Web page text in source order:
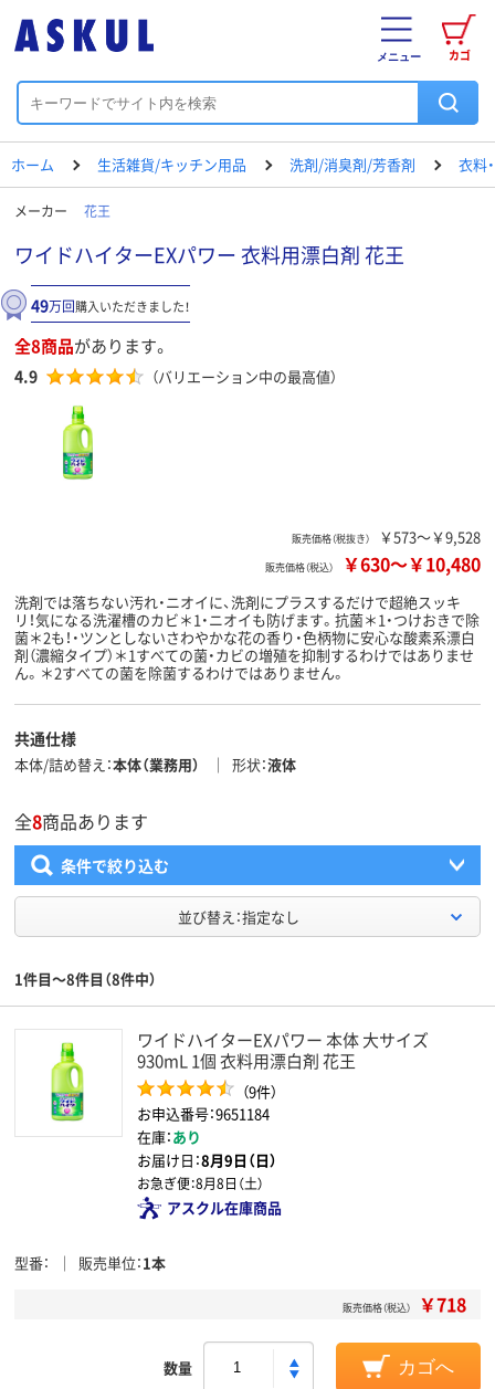
カゴ
メニュー
ホーム 生活雑貨/キッチン用品 洗剤/消臭剤/芳香剤 衣料
メーカー 花王
ワイドハイターEXパワー 衣料用漂白剤 花王
49万回購入いただきました！
全8商品があります。
4.9 （バリエーション中の最高値）
販売価格（税抜き） ￥573～￥9,528
販売価格（税込） ￥630～￥10,480
洗剤では落ちない汚れ・ニオイに、洗剤にプラスするだけで超絶スッキ
リ！気になる洗濯槽のカビ＊1・ニオイも防げます。抗菌＊1・つけおきで除
菌＊2も！・ツンとしないさわやかな花の香り・色柄物に安心な酸素系漂白
剤（濃縮タイプ）＊1すべての菌・カビの増殖を抑制するわけではありませ
ん。＊2すべての菌を除菌するわけではありません。
共通仕様
本体/詰め替え 本体（業務用） 形状 液体
全8商品あります
条件で絞り込む
並び替え：指定なし
1件目～8件目（8件中）
ワイドハイターEXパワー 本体 大サイズ
930mL 1個 衣料用漂白剤 花王
（9件）
お申込番号：9651184
在庫：あり
お届け日：8月9日（日）
お急ぎ便：8月8日（土）
アスクル在庫商品
型番 販売単位 1本
販売価格（税込） ￥718
数量 カゴへ